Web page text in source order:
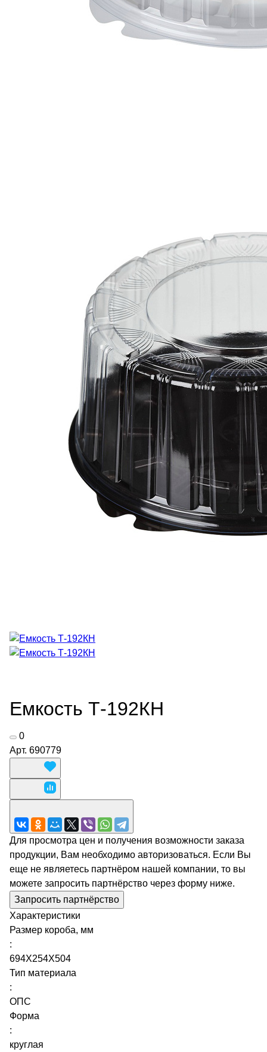
Емкость Т-192КН
0
Арт. 690779
Для просмотра цен и получения возможности заказа
продукции, Вам необходимо авторизоваться. Если Вы
еще не являетесь партнёром нашей компании, то вы
можете запросить партнёрство через форму ниже.
Запросить партнёрство
Характеристики
Размер короба, мм
:
694X254X504
Тип материала
:
ОПС
Форма
:
круглая